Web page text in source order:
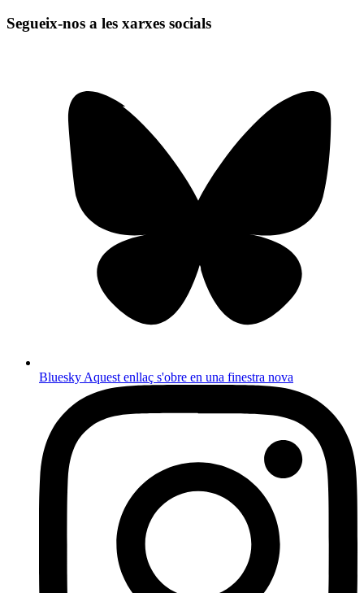
Segueix-nos a les xarxes socials
Bluesky Aquest enllaç s'obre en una finestra nova